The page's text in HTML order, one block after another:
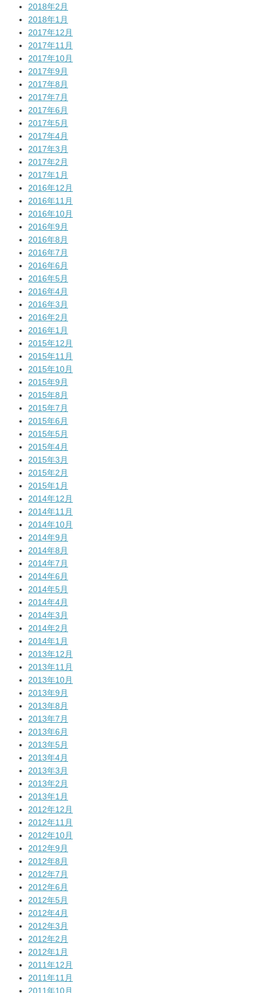
2018年2月
2018年1月
2017年12月
2017年11月
2017年10月
2017年9月
2017年8月
2017年7月
2017年6月
2017年5月
2017年4月
2017年3月
2017年2月
2017年1月
2016年12月
2016年11月
2016年10月
2016年9月
2016年8月
2016年7月
2016年6月
2016年5月
2016年4月
2016年3月
2016年2月
2016年1月
2015年12月
2015年11月
2015年10月
2015年9月
2015年8月
2015年7月
2015年6月
2015年5月
2015年4月
2015年3月
2015年2月
2015年1月
2014年12月
2014年11月
2014年10月
2014年9月
2014年8月
2014年7月
2014年6月
2014年5月
2014年4月
2014年3月
2014年2月
2014年1月
2013年12月
2013年11月
2013年10月
2013年9月
2013年8月
2013年7月
2013年6月
2013年5月
2013年4月
2013年3月
2013年2月
2013年1月
2012年12月
2012年11月
2012年10月
2012年9月
2012年8月
2012年7月
2012年6月
2012年5月
2012年4月
2012年3月
2012年2月
2012年1月
2011年12月
2011年11月
2011年10月